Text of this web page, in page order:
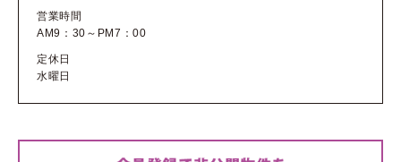
営業時間
AM9：30～PM7：00
定休日
水曜日